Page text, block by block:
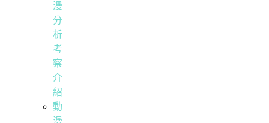
漫
分
析
考
察
介
紹
動
漫